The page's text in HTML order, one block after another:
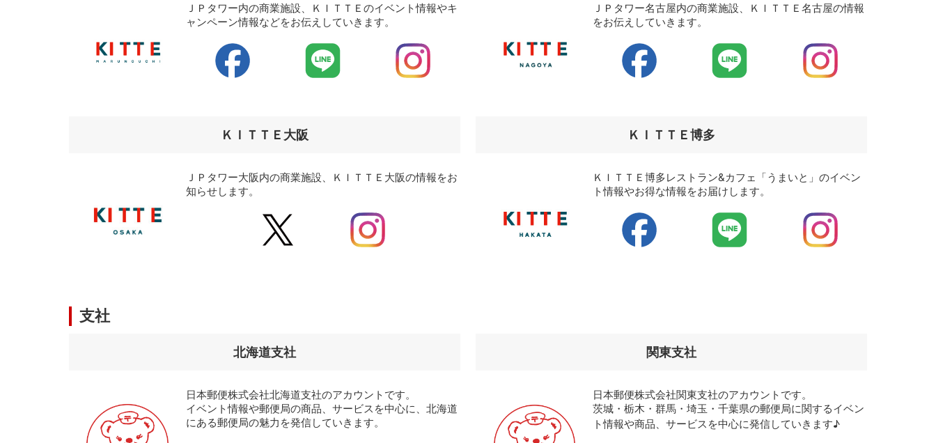
ＪＰタワー内の商業施設、ＫＩＴＴＥのイベント情報やキ
ャンペーン情報などをお伝えしていきます。
ＪＰタワー名古屋内の商業施設、ＫＩＴＴＥ名古屋の情報
をお伝えしていきます。
ＫＩＴＴＥ大阪
ＪＰタワー大阪内の商業施設、ＫＩＴＴＥ大阪の情報をお
知らせします。
ＫＩＴＴＥ博多
ＫＩＴＴＥ博多レストラン&カフェ「うまいと」のイベン
ト情報やお得な情報をお届けします。
支社
北海道支社
日本郵便株式会社北海道支社のアカウントです。
イベント情報や郵便局の商品、サービスを中心に、北海道
にある郵便局の魅力を発信していきます。
関東支社
日本郵便株式会社関東支社のアカウントです。
茨城・栃木・群馬・埼玉・千葉県の郵便局に関するイベン
ト情報や商品、サービスを中心に発信していきます♪